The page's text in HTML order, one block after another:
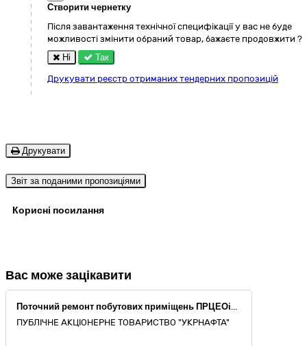
Створити чернетку
Після завантаження технічної специфікації у вас не буде
можливості змінити обраний товар, бажаєте продовжити ?
Ні
Так
Друкувати реєстр отриманих тендерних пропозицій
Друкувати
Звіт за поданими пропозиціями
Корисні посилання
Вас може зацікавити
Поточний ремонт побутових приміщень ПРЦЕОіЕП будівлі промислово-побутової Талалаївського ЦВНГ за адресою: Чернігівська обл. Талалаївський район с. Сільченкове вул. Гагаріна 14а інв. № 57228 (ДБН А.2.2-3:2014) (код 45450000-6 за ДК 021:2015, Інші завершальні будівельні роботи)
ПУБЛІЧНЕ АКЦІОНЕРНЕ ТОВАРИСТВО "УКPНAФТА"